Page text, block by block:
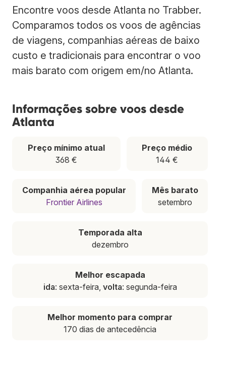
Encontre voos desde Atlanta no Trabber.
Comparamos todos os voos de agências
de viagens, companhias aéreas de baixo
custo e tradicionais para encontrar o voo
mais barato com origem em/no Atlanta.
Informações sobre voos desde
Atlanta
Preço mínimo atual
368 €
Preço médio
144 €
Companhia aérea popular
Frontier Airlines
Mês barato
setembro
Temporada alta
dezembro
Melhor escapada
ida: sexta-feira, volta: segunda-feira
Melhor momento para comprar
170 dias de antecedência